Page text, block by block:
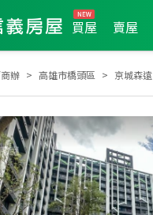
買屋 賣屋
辦 高雄市橋頭區 京城森遠